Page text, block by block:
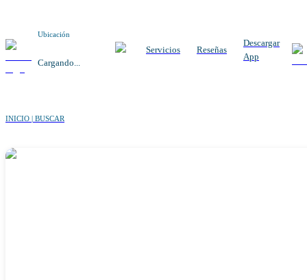
Ubicación
Cargando...
Servicios Reseñas
Descargar
App
INICIO | BUSCAR